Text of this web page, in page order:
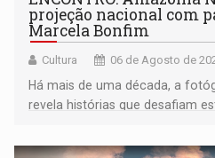
projeção nacional com
Marcela Bonfim
Cultura 06 de Agosto de
Há mais de uma década, a
revela histórias que desafiam
negras